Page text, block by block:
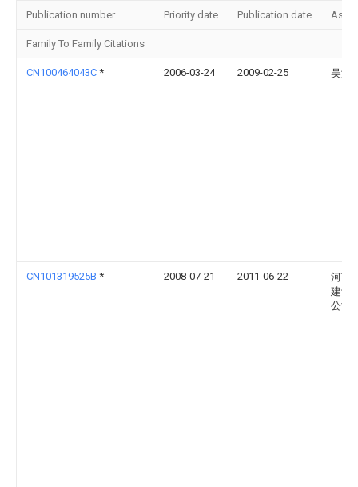
Publication number Priority date Publication date
Family To Family Citations
CN100464043C * 2006-03-24 2009-02-25 吴淑
CN101319525B * 2008-07-21 2011-06-22
河南
建设
公司